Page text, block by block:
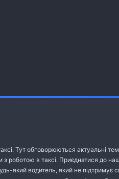
Тут обговорюються актуальні
з роботою в таксі. Приєднатися до
який водитель, який не підтримує